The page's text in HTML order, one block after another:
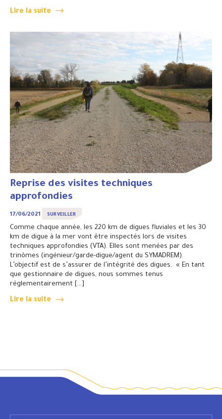
Lire la suite
Reprise des visites techniques
approfondies
17/06/2021 SURVEILLER
Comme chaque année, les 220 km de digues fluviales et les 30
km de digue à la mer vont être inspectés lors de visites
techniques approfondies (VTA). Elles sont menées par des
trinômes (ingénieur/garde-digue/agent du SYMADREM).
L’objectif est de s’assurer de l’intégrité des digues. « En tant
que gestionnaire de digues, nous sommes tenus
réglementairement […]
Lire la suite